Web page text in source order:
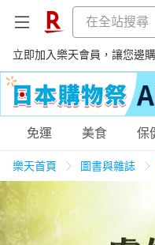
立即加入樂天會員，讓您邊
購物網分類
天天免運
免運 美食 保
樂天首頁 圖書與雜誌